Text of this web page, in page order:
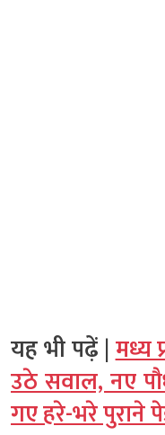
यह भी पढ़ें |मध्य
उठे सवाल, नए
गए हरे-भरे पुराने